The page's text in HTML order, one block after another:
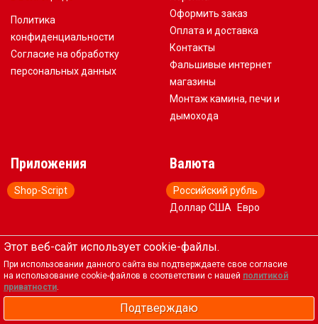
Политика
конфиденциальности
Согласие на обработку
персональных данных
Оформить заказ
Оплата и доставка
Контакты
Фальшивые интернет
магазины
Монтаж камина, печи и
дымохода
Приложения
Shop-Script
Валюта
Российский рубль
Доллар США
Евро
Обратная связь
+7 (917) 578-88-83
pech@pechi34.ru
пн-пт 09:00–17:00; сб 09:00–
Этот веб-сайт использует cookie-файлы.
При использовании данного сайта вы подтверждаете свое согласие
на использование cookie-файлов в соответствии с нашей политикой
приватности.
Подтверждаю